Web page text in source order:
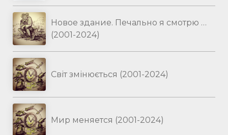
Новое здание. Печально я смотрю …
(2001-2024)
Світ змінюється (2001-2024)
Мир меняется (2001-2024)